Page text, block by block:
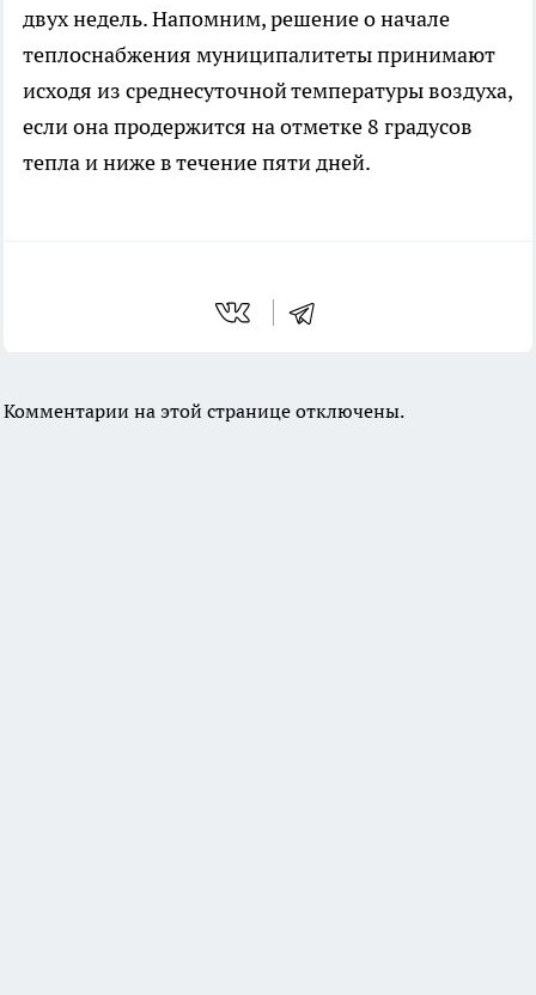
двух недель. Напомним, решение о начале
теплоснабжения муниципалитеты принимают
исходя из среднесуточной температуры воздуха,
если она продержится на отметке 8 градусов
тепла и ниже в течение пяти дней.
Комментарии на этой странице отключены.